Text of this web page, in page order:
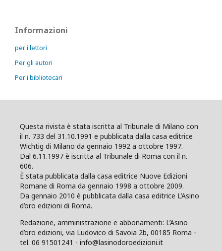
Informazioni
per i lettori
Per gli autori
Per i bibliotecari
Questa rivista è stata iscritta al Tribunale di Milano con
il n. 733 del 31.10.1991 e pubblicata dalla casa editrice
Wichtig di Milano da gennaio 1992 a ottobre 1997.
Dal 6.11.1997 è iscritta al Tribunale di Roma con il n.
606.
È stata pubblicata dalla casa editrice Nuove Edizioni
Romane di Roma da gennaio 1998 a ottobre 2009.
Da gennaio 2010 è pubblicata dalla casa editrice L’Asino
d’oro edizioni di Roma.
Redazione, amministrazione e abbonamenti: L’Asino
d’oro edizioni, via Ludovico di Savoia 2b, 00185 Roma -
tel. 06 91501241 - info@lasinodoroedizioni.it